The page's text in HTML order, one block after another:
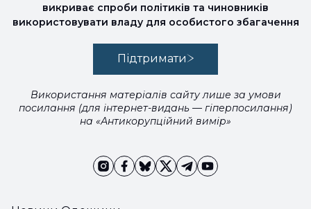
викриває спроби політиків та чиновників
використовувати владу для особистого збагачення
Підтримати
Використання матеріалів сайту лише за умови
посилання (для інтернет-видань — гіперпосилання)
на «Антикорупційний вимір»